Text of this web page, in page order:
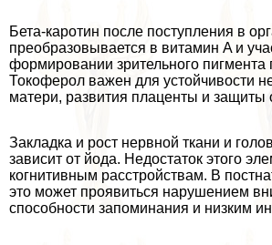
Бета-каротин после поступления в
преобразовывается в витамин A и
формировании зрительного пигмента
Токоферол важен для устойчивости
матери, развития плаценты и защиты
Закладка и рост нервной ткани и
зависит от йода. Недостаток этого
когнитивным расстройствам. В
это может проявиться нарушением
способности запоминания и низким